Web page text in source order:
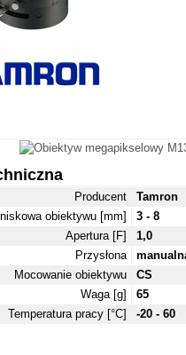
Producent
Tamron
obiektywu [mm]
3 - 8
Apertura [F]
1,0
Przysłona
Mocowanie obiektywu
CS
Waga [g]
65
Temperatura pracy [°C]
-20 - 60